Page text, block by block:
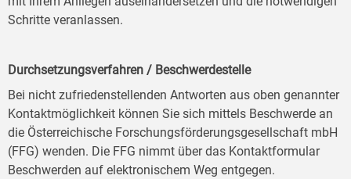
Schritte veranlassen.
Durchsetzungsverfahren / Beschwerdestelle
Bei nicht zufriedenstellenden Antworten aus oben genannter
Kontaktmöglichkeit können Sie sich mittels Beschwerde an
die Österreichische Forschungsförderungsgesellschaft mbH
(FFG) wenden. Die FFG nimmt über das Kontaktformular
Beschwerden auf elektronischem Weg entgegen.